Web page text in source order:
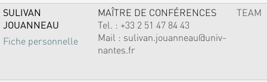
SULIVAN
JOUANNEAU
Fiche personnelle
MAÎTRE DE CONFÉRENCES
Tel. : +33 2 51 47 84 43
Mail : sulivan.jouanneau@univ-
nantes.fr
TEAM